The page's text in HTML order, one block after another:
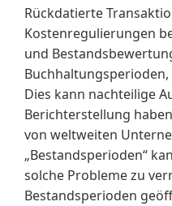
Rückdatierte
Kostenregulierungen
und
Dies kann nachteilige
Berichterstellung
von weltweiten
„Bestandsperioden“
solche Probleme zu
Bestandsperioden